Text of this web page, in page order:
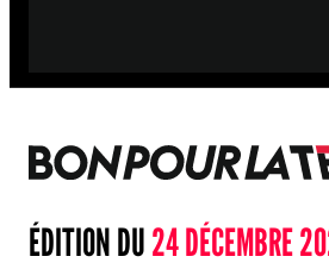
ÉDITION DU24 DÉCEMBRE